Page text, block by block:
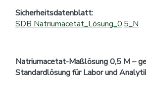
Sicherheitsdatenblatt:
SDB Natriumacetat_Lösung_0,5_N
Natriumacetat-Maßlösung 0,5 M –
Standardlösung für Labor und